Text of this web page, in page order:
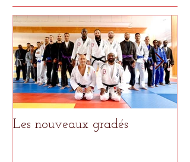
Les nouveaux gradés